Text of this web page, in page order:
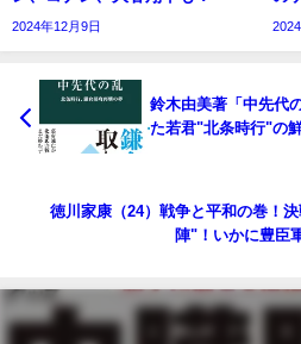
2024年12月9日
鈴木由美著「中先代
た若君"北条時行"の
徳川家康（24）戦争と平和の巻！
陣"！いかに豊臣